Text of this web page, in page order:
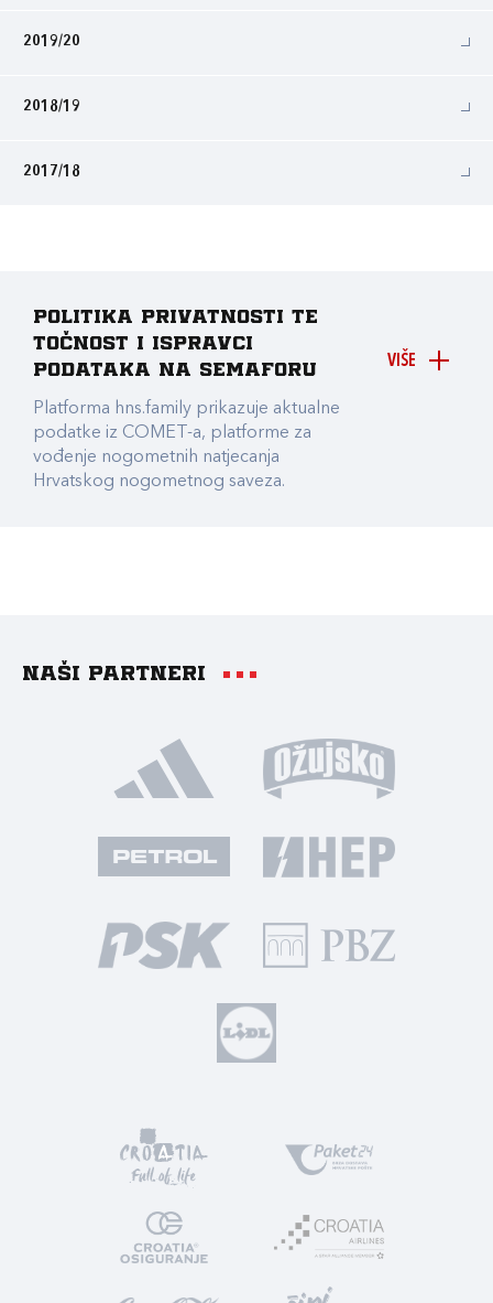
2019/20
2018/19
2017/18
VIŠE
Politika privatnosti te
točnost i ispravci
podataka na Semaforu
Platforma hns.family prikazuje aktualne
podatke iz COMET-a, platforme za
vođenje nogometnih natjecanja
Hrvatskog nogometnog saveza.
Naši partneri